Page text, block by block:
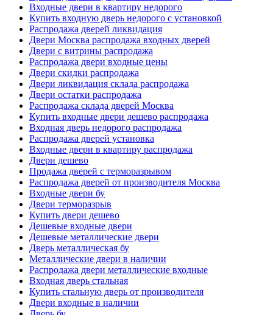
Входные двери в квартиру недорого
Купить входную дверь недорого с установкой
Распродажа дверей ликвидация
Двери Москва распродажа входных дверей
Двери с витрины распродажа
Распродажа двери входные цены
Двери скидки распродажа
Двери ликвидация склада распродажа
Двери остатки распродажа
Распродажа склада дверей Москва
Купить входные двери дешево распродажа
Входная дверь недорого распродажа
Распродажа дверей установка
Входные двери в квартиру распродажа
Двери дешево
Продажа дверей с терморазрывом
Распродажа дверей от производителя Москва
Входные двери бу
Двери терморазрыв
Купить двери дешево
Дешевые входные двери
Дешевые металлические двери
Дверь металлическая бу
Металлические двери в наличии
Распродажа двери металлические входные
Входная дверь стальная
Купить стальную дверь от производителя
Двери входные в наличии